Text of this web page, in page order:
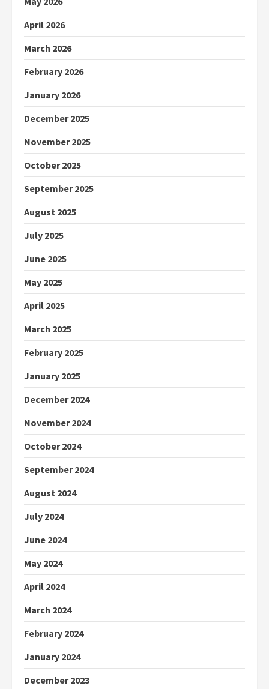
April 2026
March 2026
February 2026
January 2026
December 2025
November 2025
October 2025
September 2025
August 2025
July 2025
June 2025
May 2025
April 2025
March 2025
February 2025
January 2025
December 2024
November 2024
October 2024
September 2024
August 2024
July 2024
June 2024
May 2024
April 2024
March 2024
February 2024
January 2024
December 2023